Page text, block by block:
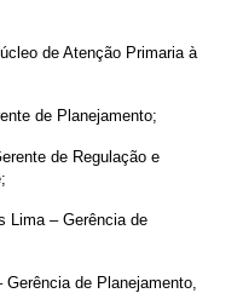
de Atenção Primaria à
de Planejamento;
de Regulação e
;
Lima – Gerência de
Gerência de Planejamento,